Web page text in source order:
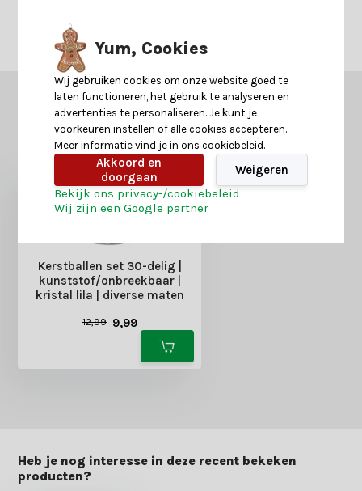
GERELATEERDE PRODUCTEN
Misschien is dit ook iets voor je?
Kerstballen set 30-delig |
kunststof/onbreekbaar |
kristal lila | diverse maten
12,99 9,99
Heb je nog interesse in deze recent bekeken
producten?
Yum, Cookies
Wij gebruiken cookies om onze website goed te
laten functioneren, het gebruik te analyseren en
advertenties te personaliseren. Je kunt je
voorkeuren instellen of alle cookies accepteren.
Meer informatie vind je in ons cookiebeleid.
Akkoord en
doorgaan
Weigeren
Bekijk ons privacy-/cookiebeleid
Wij zijn een Google partner